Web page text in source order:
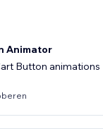
Animator
Button animations